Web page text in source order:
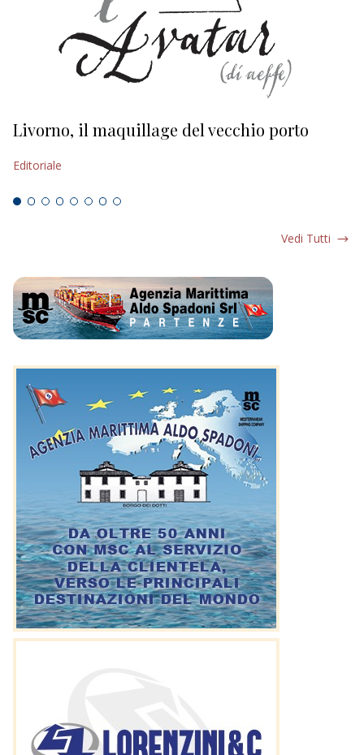
Livorno, il maquillage del vecchio porto
Editoriale
Vedi Tutti